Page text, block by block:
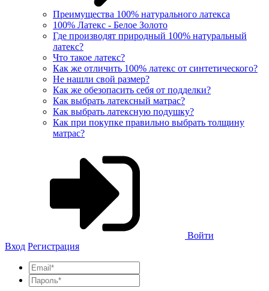
Преимущества 100% натурального латекса
100% Латекс - Белое Золото
Где производят природный 100% натуральный
латекс?
Что такое латекс?
Как же отличить 100% латекс от синтетического?
Не нашли свой размер?
Как же обезопасить себя от подделки?
Как выбрать латексный матрас?
Как выбрать латексную подушку?
Как при покупке правильно выбрать толщину
матрас?
Войти
Вход Регистрация